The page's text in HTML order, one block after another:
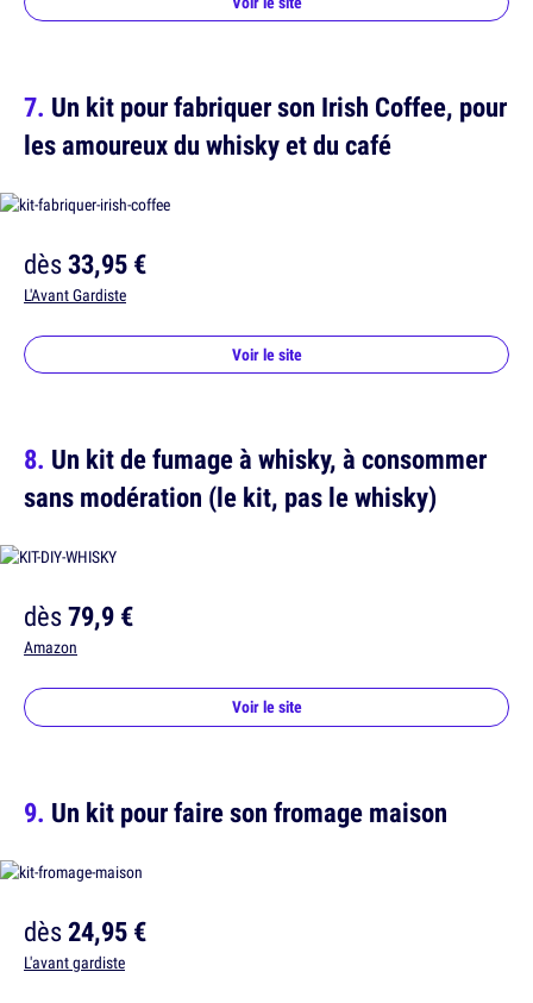
Un kit pour fabriquer son Irish Coffee, pour
les amoureux du whisky et du café
dès33,95 €
L'Avant Gardiste
Voir le site
Un kit de fumage à whisky, à consommer
sans modération (le kit, pas le whisky)
dès79,9 €
Amazon
Voir le site
Un kit pour faire son fromage maison
dès24,95 €
L'avant gardiste